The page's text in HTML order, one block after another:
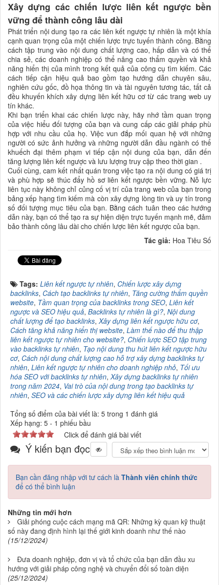
Xây dựng các chiến lược liên kết ngược bền
vững để thành công lâu dài
Phát triển nội dung tạo ra các liên kết ngược tự nhiên là một khía
cạnh quan trọng của một chiến lược trực tuyến thành công. Bằng
cách tập trung vào nội dung chất lượng cao, hấp dẫn và có thể
chia sẻ, các doanh nghiệp có thể nâng cao thẩm quyền và khả
năng hiển thị của mình trong kết quả của công cụ tìm kiếm. Các
cách tiếp cận hiệu quả bao gồm tạo hướng dẫn chuyên sâu,
nghiên cứu gốc, đồ họa thông tin và tài nguyên tương tác, tất cả
đều khuyến khích xây dựng liên kết hữu cơ từ các trang web uy
tín khác.
Khi bạn triển khai các chiến lược này, hãy nhớ tầm quan trọng
của việc hiểu đối tượng của bạn và cung cấp các giải pháp phù
hợp với nhu cầu của họ. Việc vun đắp mối quan hệ với những
người có sức ảnh hưởng và những người dẫn đầu ngành có thể
khuếch đại thêm phạm vi tiếp cận nội dung của bạn, dẫn đến
tăng lượng liên kết ngược và lưu lượng truy cập theo thời gian .
Cuối cùng, cam kết nhất quán trong việc tạo ra nội dung có giá trị
và phù hợp sẽ thúc đẩy hồ sơ liên kết ngược bền vững. Nỗ lực
liên tục này không chỉ củng cố vị trí của trang web của bạn trong
bảng xếp hạng tìm kiếm mà còn xây dựng lòng tin và uy tín trong
số đối tượng mục tiêu của bạn. Bằng cách tuân theo các hướng
dẫn này, bạn có thể tạo ra sự hiện diện trực tuyến mạnh mẽ, đảm
bảo thành công lâu dài cho chiến lược liên kết ngược của bạn.
Tác giả: Hoa Tiêu Số
Tags: Liên kết ngược tự nhiên, Chiến lược xây dựng
backlinks, Cách tạo backlinks tự nhiên, Tăng cường thẩm quyền
website, Tầm quan trọng của backlinks trong SEO, Liên kết
ngược và SEO hiệu quả, Backlinks tự nhiên là gì?, Nội dung
chất lượng để tạo backlinks, Xây dựng liên kết ngược hữu cơ,
Cách tăng khả năng hiển thị website, Làm thế nào để thu thập
liên kết ngược tự nhiên cho website?, Chiến lược SEO tập trung
vào backlinks tự nhiên, Tạo nội dung thu hút liên kết ngược hữu
cơ, Cách nội dung chất lượng cao hỗ trợ xây dựng backlinks tự
nhiên, Liên kết ngược tự nhiên cho doanh nghiệp nhỏ, Tối ưu
hóa SEO với backlinks tự nhiên, Xây dựng backlinks tự nhiên
trong năm 2024, Vai trò của nội dung trong tạo backlinks tự
nhiên, SEO và các chiến lược xây dựng liên kết hiệu quả
Tổng số điểm của bài viết là: 5 trong 1 đánh giá
Xếp hạng: 5 - 1 phiếu bầu
Click để đánh giá bài viết
Ý kiến bạn đọc
Bạn cần đăng nhập với tư cách là Thành viên chính thức
để có thể bình luận
Những tin mới hơn
Giải phóng cuộc cách mạng mã QR: Những kỳ quan kỹ thuật
số này đang định hình lại thế giới kinh doanh như thế nào
(15/12/2024)
Đưa doanh nghiệp, đơn vị và tổ chức của bạn dẫn đầu xu
hướng với giải pháp công nghệ và chuyển đổi số toàn diện
(25/12/2024)